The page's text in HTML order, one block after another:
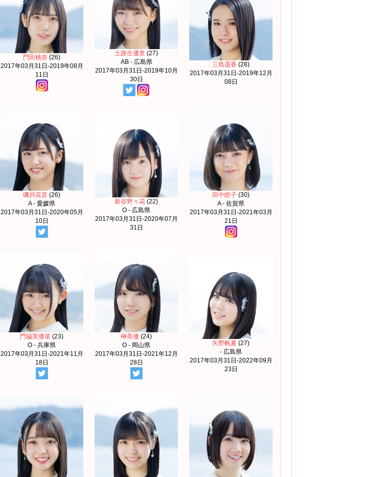
門田桃奈 (26)
2017年03月31日-2019年08月
11日
土路生優里 (27)
AB - 広島県
2017年03月31日-2019年10月
30日
三島遥香 (28)
2017年03月31日-2019年12月
08日
磯貝花音 (26)
A - 愛媛県
2017年03月31日-2020年05月
10日
新谷野々花 (22)
O - 広島県
2017年03月31日-2020年07月
31日
田中皓子 (30)
A - 佐賀県
2017年03月31日-2021年03月
21日
門脇実優菜 (23)
O - 兵庫県
2017年03月31日-2021年11月
18日
榊美優 (24)
O - 岡山県
2017年03月31日-2021年12月
28日
矢野帆夏 (27)
- 広島県
2017年03月31日-2022年09月
23日